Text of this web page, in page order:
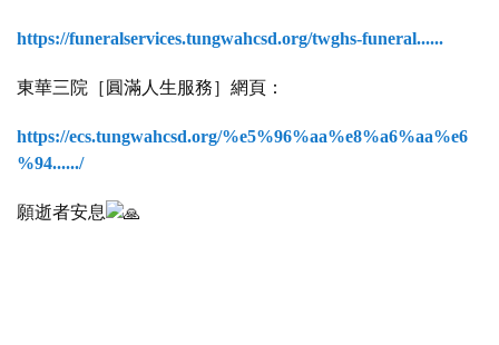
https://funeralservices.tungwahcsd.org/twghs-funeral......
東華三院［圓滿人生服務］網頁：
https://ecs.tungwahcsd.org/%e5%96%aa%e8%a6%aa%e6
%94....../
願逝者安息